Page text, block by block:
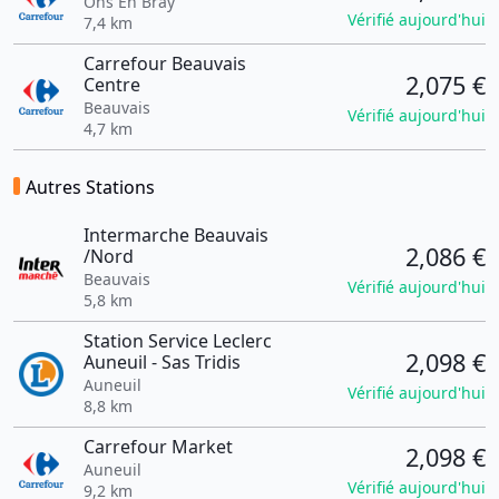
7,4 km
Vérifié aujourd'hui
Carrefour Beauvais
Centre
Beauvais
4,7 km
2,075 €
Vérifié aujourd'hui
Autres Stations
Intermarche Beauvais
/Nord
Beauvais
5,8 km
2,086 €
Vérifié aujourd'hui
Station Service Leclerc
Auneuil - Sas Tridis
Auneuil
8,8 km
2,098 €
Vérifié aujourd'hui
Carrefour Market
Auneuil
9,2 km
2,098 €
Vérifié aujourd'hui